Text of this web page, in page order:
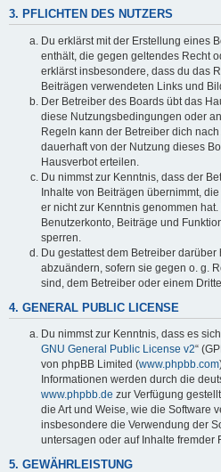
3. PFLICHTEN DES NUTZERS
Du erklärst mit der Erstellung eines
enthält, die gegen geltendes Recht
erklärst insbesondere, dass du das
Beiträgen verwendeten Links und
Der Betreiber des Boards übt das
diese Nutzungsbedingungen oder
Regeln kann der Betreiber dich
dauerhaft von der Nutzung dieses
Hausverbot erteilen.
Du nimmst zur Kenntnis, dass der
Inhalte von Beiträgen übernimmt,
er nicht zur Kenntnis genommen
Benutzerkonto, Beiträge und
sperren.
Du gestattest dem Betreiber
abzuändern, sofern sie gegen o. g.
sind, dem Betreiber oder einem
4. GENERAL PUBLIC LICENSE
Du nimmst zur Kenntnis, dass es
GNU General Public License v2“
von phpBB Limited (www.phpbb.com
Informationen werden durch die
www.phpbb.de zur Verfügung
die Art und Weise, wie die Software
insbesondere die Verwendung der
untersagen oder auf Inhalte fremder
5. GEWÄHRLEISTUNG